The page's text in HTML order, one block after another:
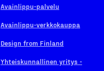
Avainlippu-palvelu
Avainlippu-verkkokauppa
Design from Finland
Yhteiskunnallinen yritys -